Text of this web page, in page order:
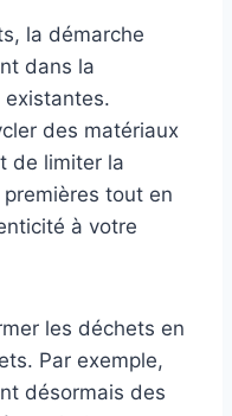
la démarche
dans la
des matériaux
de limiter la
tout en
à votre
les déchets en
Par exemple,
désormais des